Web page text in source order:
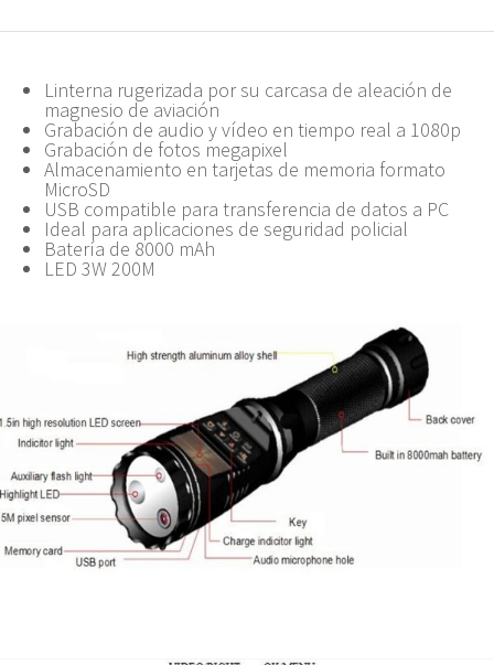
Linterna rugerizada por su carcasa de aleación de
magnesio de aviación
Grabación de audio y vídeo en tiempo real a 1080p
Grabación de fotos megapixel
Almacenamiento en tarjetas de memoria formato
MicroSD
USB compatible para transferencia de datos a PC
Ideal para aplicaciones de seguridad policial
Batería de 8000 mAh
LED 3W 200M